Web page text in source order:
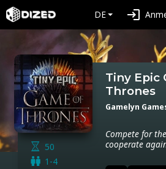
DE login
50
1-4
Tiny Epic
Thrones
Gamelyn
Compete for
cooperate